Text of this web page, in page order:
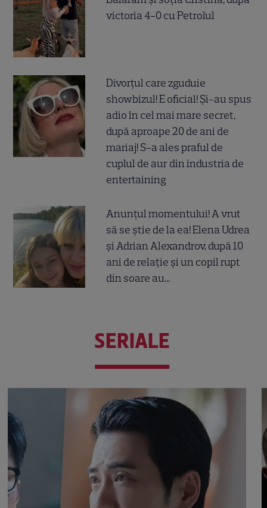
victoria 4-0 cu Petrolul
Divorțul care zguduie
showbizul! E oficial! Și-au spus
adio în cel mai mare secret,
după aproape 20 de ani de
mariaj! S-a ales praful de
cuplul de aur din industria de
entertaining
Anunțul momentului! A vrut
să se știe de la ea! Elena Udrea
și Adrian Alexandrov, după 10
ani de relație și un copil rupt
din soare au...
SERIALE